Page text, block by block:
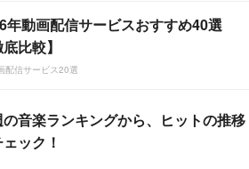
年動画配信サービスおすすめ40選
底比較】
配信サービス20選
音楽ランキングから、ヒットの推移
ック！